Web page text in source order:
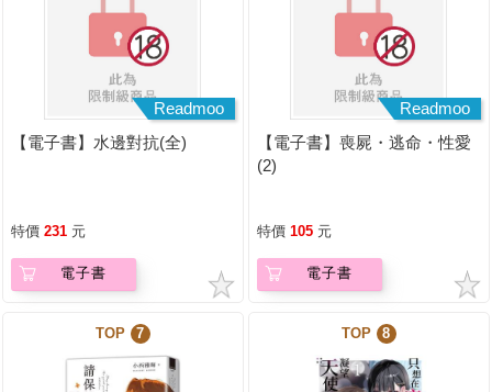
Readmoo
【電子書】水邊對抗(全)
特價 231 元
電子書
Readmoo
【電子書】喪屍・逃命・性愛
(2)
特價 105 元
電子書
TOP 7 TOP 8